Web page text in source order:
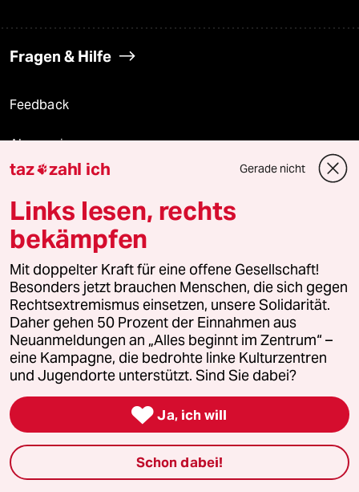
Fragen & Hilfe
Feedback
Aboservice
Downloads für Abonnierende
© 2026 taz Verlags und Vertriebs GmbH
Alle Rechte vorbehalten. Bei rechtlichen Fragen oder für Genehmigungen
wenden Sie sich bitte anlizenzen@taz.de
Feedback Redaktionsstatut Kommune-Richtlinien
Leitlinie Datenschutz Impressum
Seitenwende Einwilligungen widerrufen (Ads)
taz zahl ich Gerade nicht
Links lesen, rechts
bekämpfen
Mit doppelter Kraft für eine offene Gesellschaft!
Besonders jetzt brauchen Menschen, die sich gegen
Rechtsextremismus einsetzen, unsere Solidarität.
Daher gehen 50 Prozent der Einnahmen aus
Neuanmeldungen an „Alles beginnt im Zentrum“ –
eine Kampagne, die bedrohte linke Kulturzentren
und Jugendorte unterstützt. Sind Sie dabei?
 Ja, ich will
Schon dabei!